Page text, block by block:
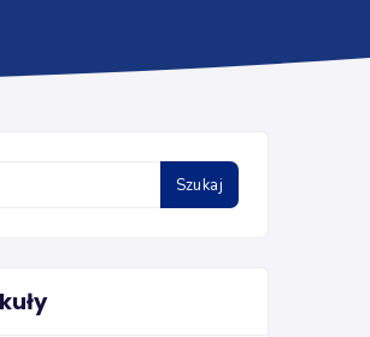
Szukaj